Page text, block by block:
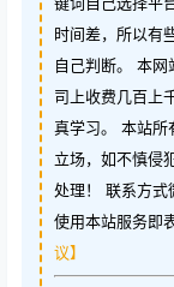
时间差，所以有
自己判断。 本
司上收费几百上
真学习。 本站所
立场，如不慎侵
处理！ 联系方
使用本站服务即
议】